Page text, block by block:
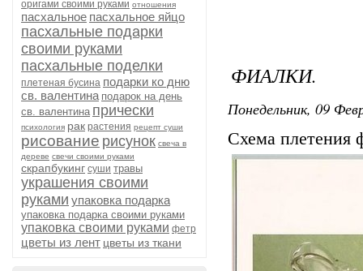
оригами своими руками отношения
пасхальное пасхальное яйцо
пасхальные подарки
своими руками
пасхальные поделки
плетеная бусина подарки ко дню
св. валентина подарок на день
св. валентина прически
психология рак растения рецепт суши
рисование рисунок свеча в
дереве свечи своими руками
скрапбукинг суши травы
украшения своими
руками упаковка подарка
упаковка подарка своими руками
упаковка своими руками фетр
цветы из лент цветы из ткани
ФИАЛКИ.
Понедельник, 09
Схема плетения